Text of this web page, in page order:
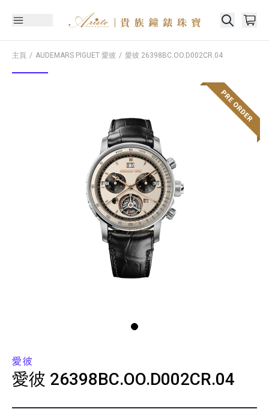
主頁 AUDEMARS PIGUET 愛彼 愛彼 26398BC.OO.D002CR.04
愛彼
愛彼 26398BC.OO.D002CR.04